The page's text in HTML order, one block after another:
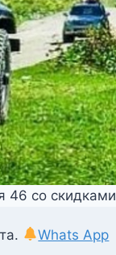
46 со скидками
Whats App